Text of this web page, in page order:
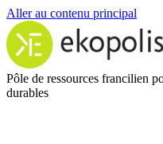
Aller au contenu principal
Pôle de ressources francilien
durables